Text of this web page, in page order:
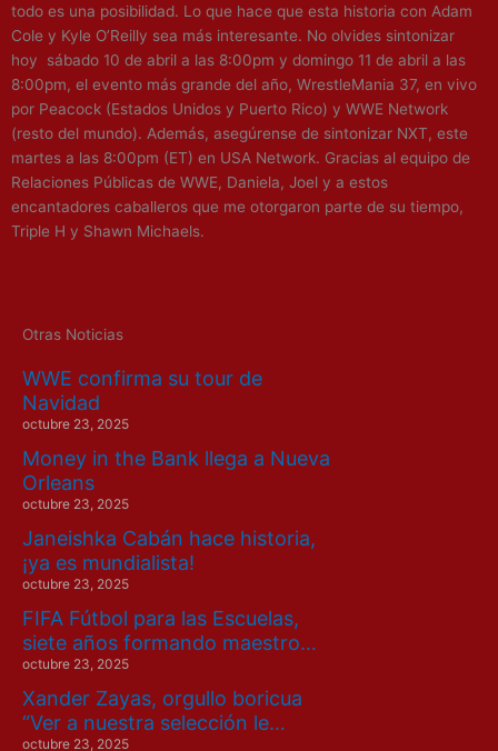
todo es una posibilidad. Lo que hace que esta historia con Adam
Cole y Kyle O’Reilly sea más interesante. No olvides sintonizar
hoy
sábado 10 de abril a las 8:00pm y domingo 11 de abril a las
8:00pm, el evento más grande del año, WrestleMania 37, en vivo
por Peacock (Estados Unidos y Puerto Rico) y WWE Network
(resto del mundo). Además, asegúrense de sintonizar NXT, este
martes a las 8:00pm (ET) en USA Network. Gracias al equipo de
Relaciones Públicas de WWE, Daniela, Joel y a estos
encantadores caballeros que me otorgaron parte de su tiempo,
Triple H y Shawn Michaels.
Otras Noticias
WWE confirma su tour de
Navidad
octubre 23, 2025
Money in the Bank llega a Nueva
Orleans
octubre 23, 2025
Janeishka Cabán hace historia,
¡ya es mundialista!
octubre 23, 2025
FIFA Fútbol para las Escuelas,
siete años formando maestro…
octubre 23, 2025
Xander Zayas, orgullo boricua
“Ver a nuestra selección le…
octubre 23, 2025